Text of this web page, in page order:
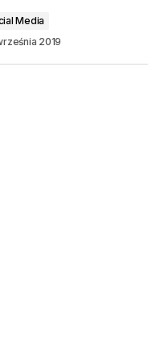
Media
2019